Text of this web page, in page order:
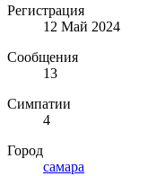
Регистрация
12 Май 2024
Сообщения
13
Симпатии
4
Город
самара